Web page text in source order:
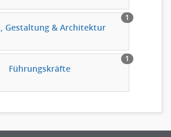
Gestaltung & Architektur
1
Führungskräfte
1